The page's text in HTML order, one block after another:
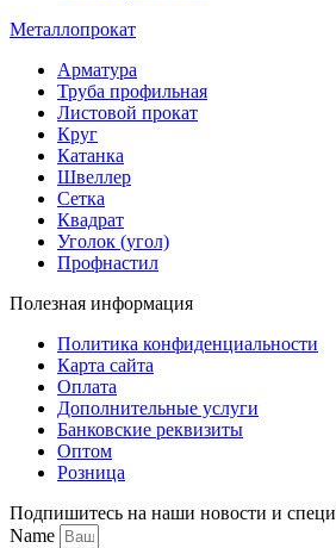
Металлопрокат
Арматура
Труба профильная
Листовой прокат
Круг
Катанка
Швеллер
Сетка
Квадрат
Уголок (угол)
Профнастил
Полезная информация
Политика конфиденциальности
Карта сайта
Оплата
Дополнительные услуги
Банковские реквизиты
Оптом
Розница
Подпишитесь на наши новости и
Name